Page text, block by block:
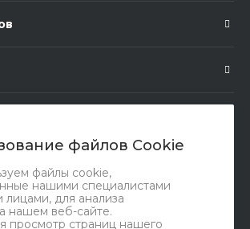
файлов Cookie
файлы cookie,
нашими специалистами
лицами, для анализа
нашем веб-сайте.
просмотр страниц нашего